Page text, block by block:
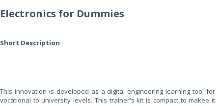
Electronics for Dummies
Short Description
This innovation is developed as a digital engineering learning tool for
vocational to university levels. This trainer's kit is compact to makee it